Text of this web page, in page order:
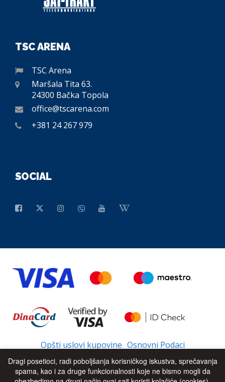
TSC ARENA
TSC Arena
Maršala Tita 63.
24300 Bačka Topola
office@tscarena.com
+381 24 267 979
SOCIAL
Opšti uslovi kupovine Osnovni Podaci
Dragi posetioci, radi poboljšanja korisničkog iskustva, sprečavanja
spama, kao i za druge funkcionalnosti koje ne bismo mogli da